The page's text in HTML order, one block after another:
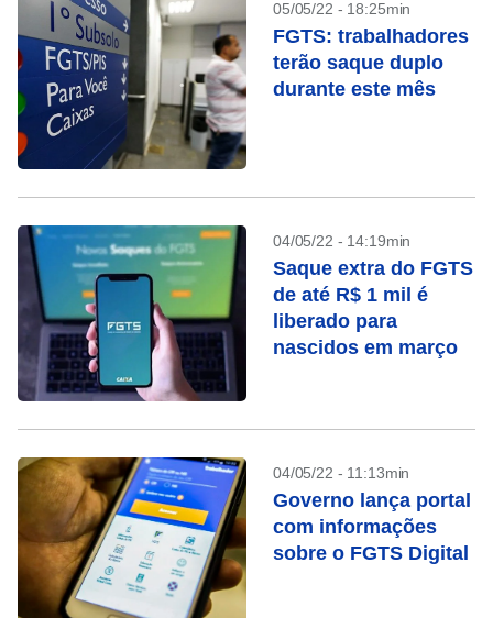
05/05/22 - 18:25min
FGTS: trabalhadores
terão saque duplo
durante este mês
04/05/22 - 14:19min
Saque extra do FGTS
de até R$ 1 mil é
liberado para
nascidos em março
04/05/22 - 11:13min
Governo lança portal
com informações
sobre o FGTS Digital